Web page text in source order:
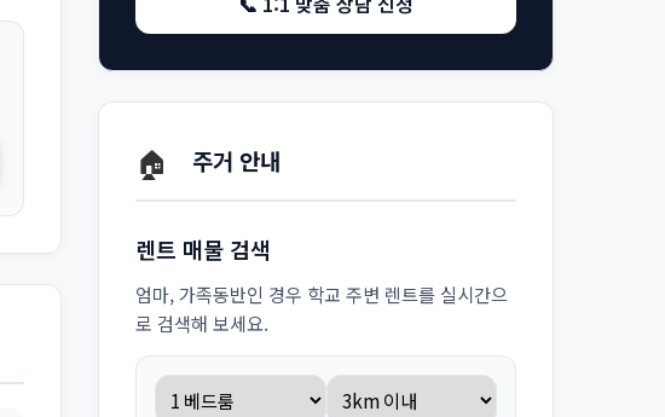
🏠 주거 안내
렌트 매물 검색
엄마, 가족동반인 경우 학교 주변 렌트를 실시간으
로 검색해 보세요.